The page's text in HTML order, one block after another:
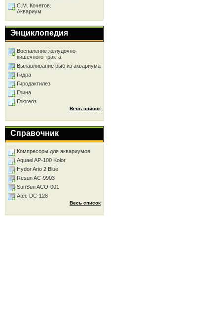
С.М. Кочетов.
Аквариум
Энциклопедия
Воспаление желудочно-
кишечного тракта
Вылавливание рыб из аквариума
Гидра
Гиродактилез
Глина
Глюгеоз
Весь список
Справочник
Компресоры для аквариумов
Aquael AP-100 Kolor
Hydor Ario 2 Blue
Resun AC-9903
SunSun ACO-001
Atec DC-128
Весь список